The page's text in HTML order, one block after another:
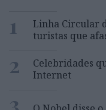
1
Linha Circular
turistas que
2
Celebridades
Internet
3